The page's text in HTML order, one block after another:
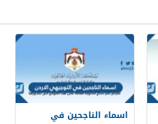
اسماء الناجحين في